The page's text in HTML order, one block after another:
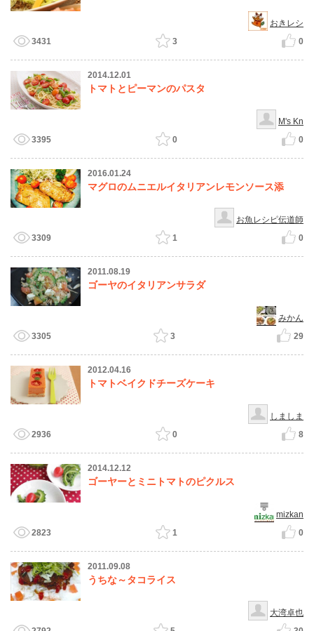
おきレシ
3431
3 0
2014.12.01
トマトとピーマンのパスタ
M's Kn
3395
0 0
2016.01.24
マグロのムニエルイタリアンレモンソース添
お魚レシピ伝道師
3309
1 0
2011.08.19
ゴーヤのイタリアンサラダ
みかん
3305
3 29
2012.04.16
トマトベイクドチーズケーキ
しましま
2936
0 8
2014.12.12
ゴーヤーとミニトマトのピクルス
mizkan
2823
1 0
2011.09.08
うちな～タコライス
大湾卓也